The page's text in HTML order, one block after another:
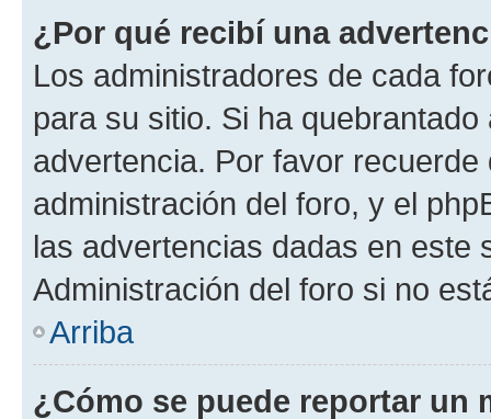
¿Por qué recibí una
Los administradores de cada
para su sitio. Si ha
advertencia. Por favor
administración del foro, y el
las advertencias dadas en este
Administración del foro si no
Arriba
¿Cómo se puede reportar un